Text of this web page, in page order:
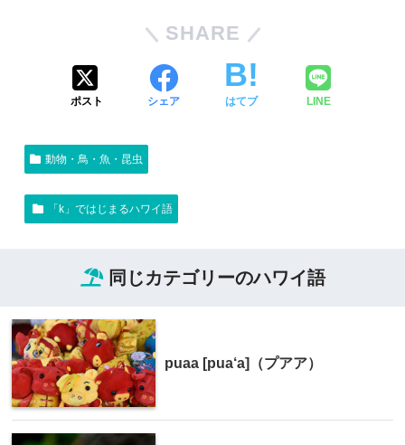
SHARE
ポスト シェア はてブ LINE
動物・鳥・魚・昆虫
「k」ではじまるハワイ語
同じカテゴリーのハワイ語
puaa [pua‘a]（プアア）